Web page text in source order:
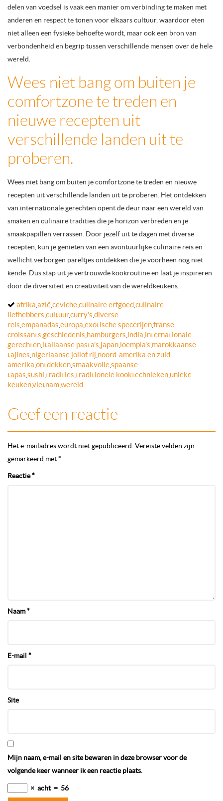
delen van voedsel is vaak een manier om verbinding te maken met
anderen en respect te tonen voor elkaars cultuur, waardoor eten
niet alleen een fysieke behoefte wordt, maar ook een bron van
verbondenheid en begrip tussen verschillende mensen over de hele
wereld.
Wees niet bang om buiten je
comfortzone te treden en
nieuwe recepten uit
verschillende landen uit te
proberen.
Wees niet bang om buiten je comfortzone te treden en nieuwe
recepten uit verschillende landen uit te proberen. Het ontdekken
van internationale gerechten opent de deur naar een wereld van
smaken en culinaire tradities die je horizon verbreden en je
smaakpapillen verrassen. Door jezelf uit te dagen met diverse
recepten, kun je genieten van een avontuurlijke culinaire reis en
wellicht verborgen pareltjes ontdekken die je voorheen nog niet
kende. Dus stap uit je vertrouwde kookroutine en laat je inspireren
door de diversiteit en creativiteit van de wereldkeukens.
afrika aziëcevicheculinaire erfgoedculinaire
liefhebbers cultuur,curry's diverse
reis empanadas europa exotische specerijenfranse
croissants geschiedenis hamburgers india internationale
gerechten italiaanse pasta's japan loempia's marokkaanse
tajines nigeriaanse jollof rij noord-amerika en zuid-
amerika ontdekkensmaakvollespaanse
tapas sushi tradities traditionele kooktechnieken unieke
keukenvietnamwereld
Geef een reactie
Het e-mailadres wordt niet gepubliceerd. Vereiste velden zijn
gemarkeerd met*
Reactie*
Naam*
E-mail *
Site
Mijn naam, e-mail en site bewaren in deze browser voor de
volgende keer wanneer ik een reactie plaats.
× acht = 56